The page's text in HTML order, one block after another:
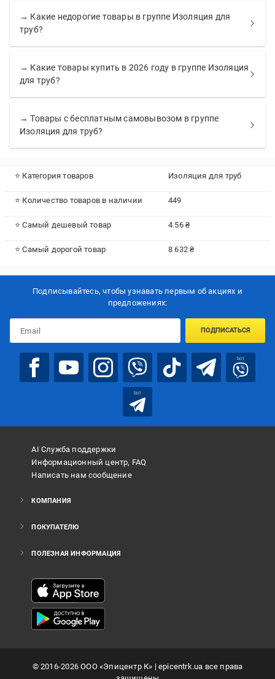
→ Какие недорогие товары в группе Изоляция для
труб?
→ Какие товары купить в 2026 году в группе Изоляция
для труб?
→ Товары с бесплатным самовывозом в группе
Изоляция для труб?
⭐ Категория товаров Изоляция для труб
⭐ Количество товаров в наличии 449
⭐ Самый дешевый товар 4.56 ₴
⭐ Самый дорогой товар 8 632 ₴
Подписывайтесь, чтобы узнавать первым об акцияx и
предложениях:
ПОДПИСАТЬСЯ
bot
bot
AI Служба поддержки
Информационный центр, FAQ
Написать нам сообщение
КОМПАНИЯ
ПОКУПАТЕЛЮ
ПОЛЕЗНАЯ ИНФОРМАЦИЯ
©2016-2026ООО «Эпицентр К» | epicentrk.ua все права